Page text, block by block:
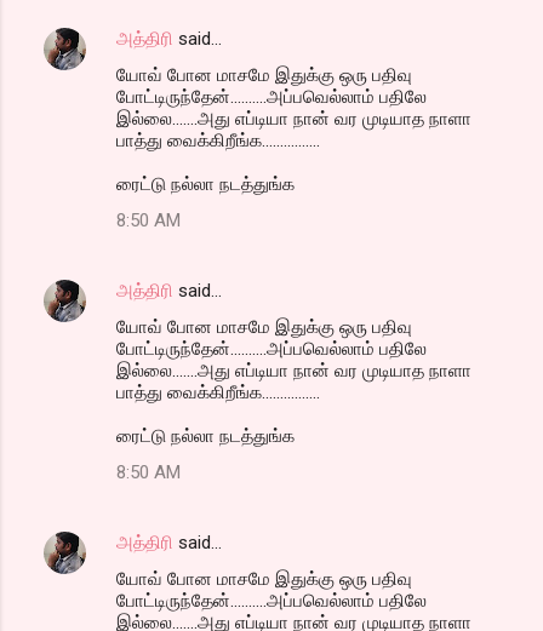
அத்திரி said…
யோவ் போன மாசமே இதுக்கு ஒரு பதிவு
போட்டிருந்தேன்..........அப்பவெல்லாம் பதிலே
இல்லை.......அது எப்டியா நான் வர முடியாத நாளா
பாத்து வைக்கிறீங்க................
ரைட்டு நல்லா நடத்துங்க
8:50 AM
அத்திரி said…
யோவ் போன மாசமே இதுக்கு ஒரு பதிவு
போட்டிருந்தேன்..........அப்பவெல்லாம் பதிலே
இல்லை.......அது எப்டியா நான் வர முடியாத நாளா
பாத்து வைக்கிறீங்க................
ரைட்டு நல்லா நடத்துங்க
8:50 AM
அத்திரி said…
யோவ் போன மாசமே இதுக்கு ஒரு பதிவு
போட்டிருந்தேன்..........அப்பவெல்லாம் பதிலே
இல்லை.......அது எப்டியா நான் வர முடியாத நாளா